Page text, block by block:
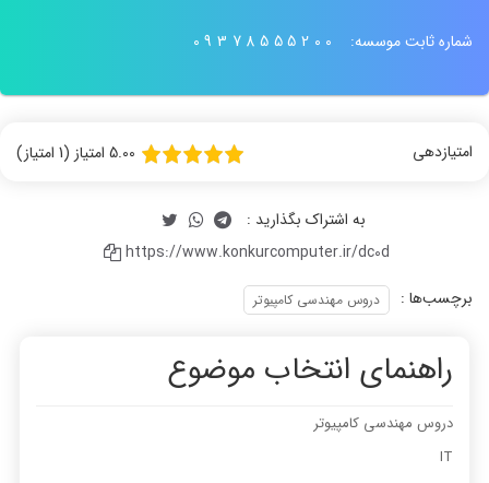
نظر رتبه 68 کنکور ارشد آیتی 1403 فیلم ها خیلی قابل فهم و روان است
شماره ثابت موسسه: 09378555200
امتیازدهی 5.00 امتیاز (1 امتیاز)
https://www.konkurcomputer.ir/dc0d
برچسب‌ها :
دروس مهندسی کامپیوتر
راهنمای انتخاب موضوع
دروس مهندسی کامپیوتر
IT